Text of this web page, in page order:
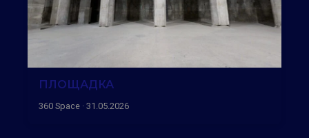
ПЛОЩАДКА
360 Space · 31.05.2026